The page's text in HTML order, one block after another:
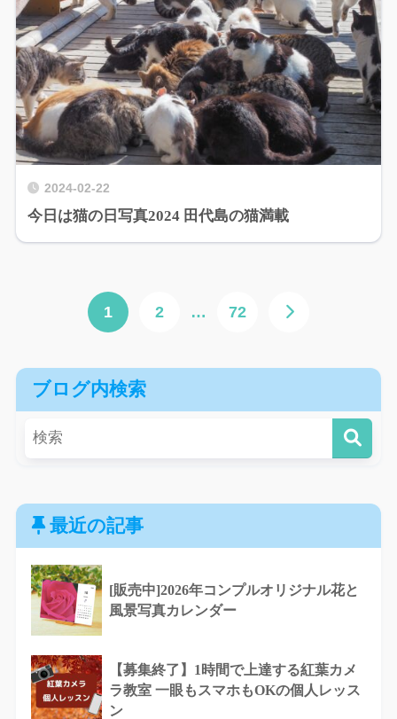
2024-02-22
今日は猫の日写真2024 田代島の猫満載
1 2 … 72
ブログ内検索
最近の記事
[販売中]2026年コンプルオリジナル花と
風景写真カレンダー
【募集終了】1時間で上達する紅葉カメ
ラ教室 一眼もスマホもOKの個人レッス
ン